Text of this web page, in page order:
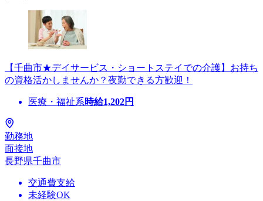
【千曲市★デイサービス・ショートステイでの介護】お持ち
の資格活かしませんか？夜勤できる方歓迎！
医療・福祉系時給1,202円
勤務地
面接地
長野県千曲市
交通費支給
未経験OK